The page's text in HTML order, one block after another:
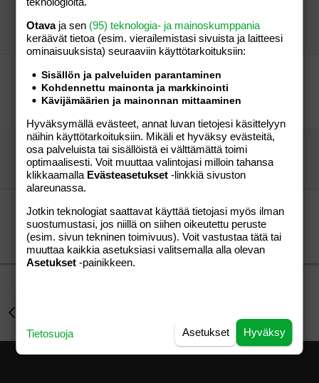
pelottava pontso Aihe vapaa
0
Aihe vapaa
06.11.2008
pelottava pontso
Fun-tex kengät - paljonko voin pyytää
huudossa?
mie vaaa
Aihe vapaa
Tommy Hilfiger
Minustako postimerkki Aihe vapaa
5
11.06.2007
Minustako postimerkki
Meneekö taapreon jalka oikeasti pilalle
käytetyistä kengistä?
Enni Aihe vapaa
13
Aihe vapaa
16.10.2009
nyyti
Otavaja sen (95) teknologia- ja mainoskumppania
keräävät tietoa (esim. vierailemis­tasi sivuista ja laitteesi
ominaisuuk­sista) seuraaviin käyttötarkoituksiin:
Sisällön ja palveluiden parantaminen
Kohdennettu mainonta ja markkinointi
Kävijämäärien ja mainonnan mittaaminen
Hyväksymällä evästeet, annat luvan tietojesi käsittelyyn
näihin käyttötarkoituksiin. Mikäli et hyväksy evästeitä,
osa palveluista tai sisällöistä ei välttämättä toimi
optimaalisesti. Voit muuttaa valintojasi milloin tahansa
klikkaamalla Evästeasetukset -linkkiä sivuston
alareunassa.
Jotkin teknologiat saattavat käyttää tietojasi myös ilman
suostumustasi, jos niillä on siihen oikeutettu peruste
(esim. sivun tekninen toimivuus). Voit vastustaa tätä tai
muuttaa kaikkia asetuksiasi valitsemalla alla olevan
Asetukset -painikkeen.
Hyväksy
Asetukset
Tietosuoja